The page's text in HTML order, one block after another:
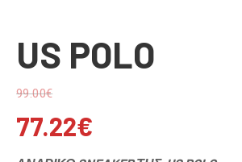
US POLO
99.00€
77.22€